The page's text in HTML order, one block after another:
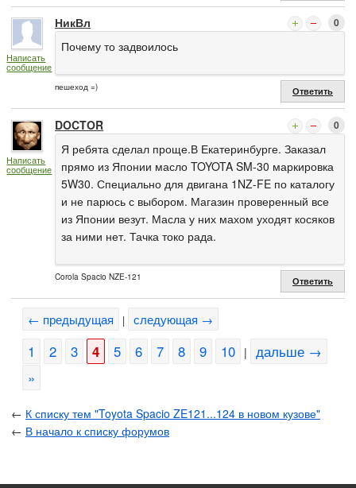
Написать
сообщение
НикВл 0
Почему то задвоилось
пешеход =) Ответить
Написать
сообщение
DOCTOR 0
Я ребята сделал проще.В Екатеринбурге. Заказал
прямо из Японии масло TOYOTA SM-30 маркировка
5W30. Специально для двигана 1NZ-FE по каталогу
и не парюсь с выбором. Магазин проверенный все
из Японии везут. Масла у них махом уходят косяков
за ними нет. Тачка токо рада.
Corola Spacio NZE-121 Ответить
← предыдущая | следующая →
1 2 3 4 5 6 7 8 9 10 | дальше →
»
← К списку тем "Toyota Spacio ZE121...124 в новом кузове"
← В начало к списку форумов